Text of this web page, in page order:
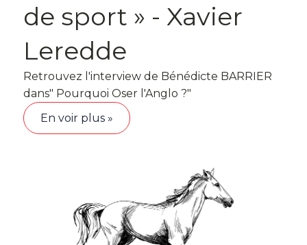
de sport » - Xavier
Leredde
Retrouvez l'interview de Bénédicte BARRIER
dans" Pourquoi Oser l'Anglo ?"
En voir plus »